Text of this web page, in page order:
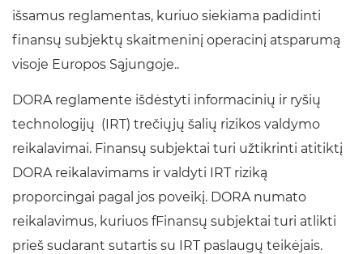
išsamus reglamentas, kuriuo siekiama padidinti
finansų subjektų skaitmeninį operacinį atsparumą
visoje Europos Sąjungoje..
DORA reglamente išdėstyti informacinių ir ryšių
technologijų (IRT) trečiųjų šalių rizikos valdymo
reikalavimai. Finansų subjektai turi užtikrinti atitiktį
DORA reikalavimams ir valdyti IRT riziką
proporcingai pagal jos poveikį. DORA numato
reikalavimus, kuriuos fFinansų subjektai turi atlikti
prieš sudarant sutartis su IRT paslaugų teikėjais.